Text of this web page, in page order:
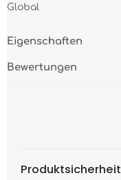
Global
Eigenschaften
Bewertungen
Produktsicherheit